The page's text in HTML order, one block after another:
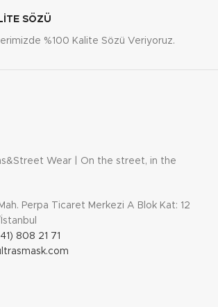
SÖZÜ
%100 Kalite Sözü Veriyoruz.
Wear | On the street, in the
Perpa Ticaret Merkezi A Blok Kat: 12
808 21 71